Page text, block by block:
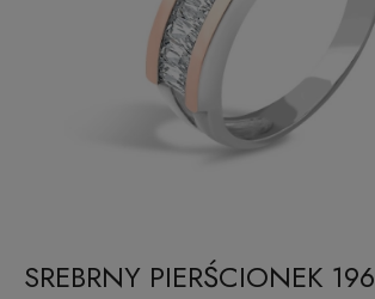
SREBRNY PIERŚCIONEK 196